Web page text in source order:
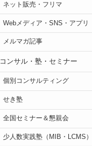
ネット販売・フリマ
Webメディア・SNS・アプリ
メルマガ記事
コンサル・塾・セミナー
個別コンサルティング
せき塾
全国セミナー＆懇親会
少人数実践塾（MIB・LCMS）